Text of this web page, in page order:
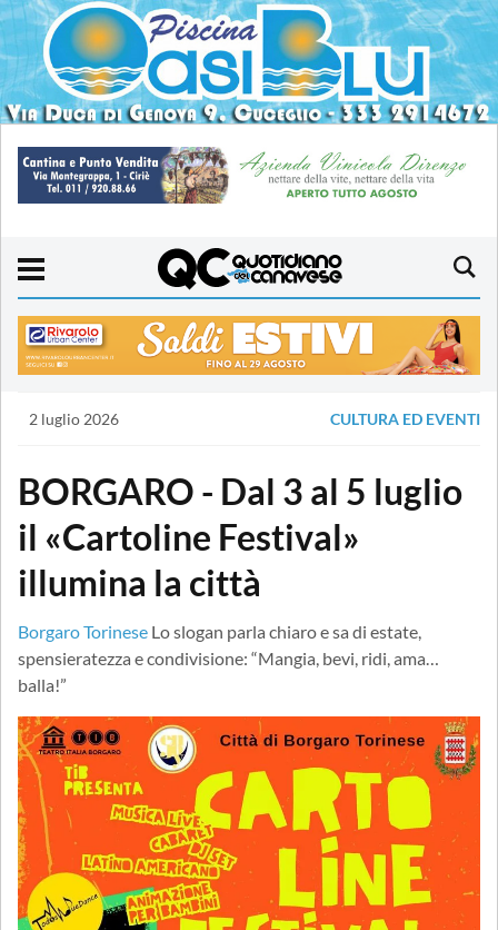
2 luglio 2026 CULTURA ED EVENTI
BORGARO - Dal 3 al 5 luglio
il «Cartoline Festival»
illumina la città
Borgaro Torinese Lo slogan parla chiaro e sa di estate,
spensieratezza e condivisione: “Mangia, bevi, ridi, ama…
balla!”